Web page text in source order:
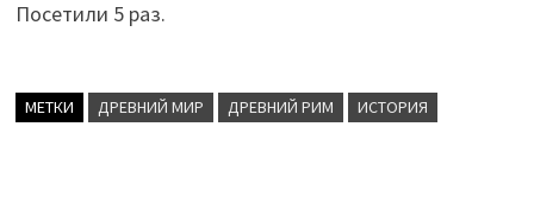
Посетили 5 раз.
МЕТКИ ДРЕВНИЙ МИР ДРЕВНИЙ РИМ ИСТОРИЯ